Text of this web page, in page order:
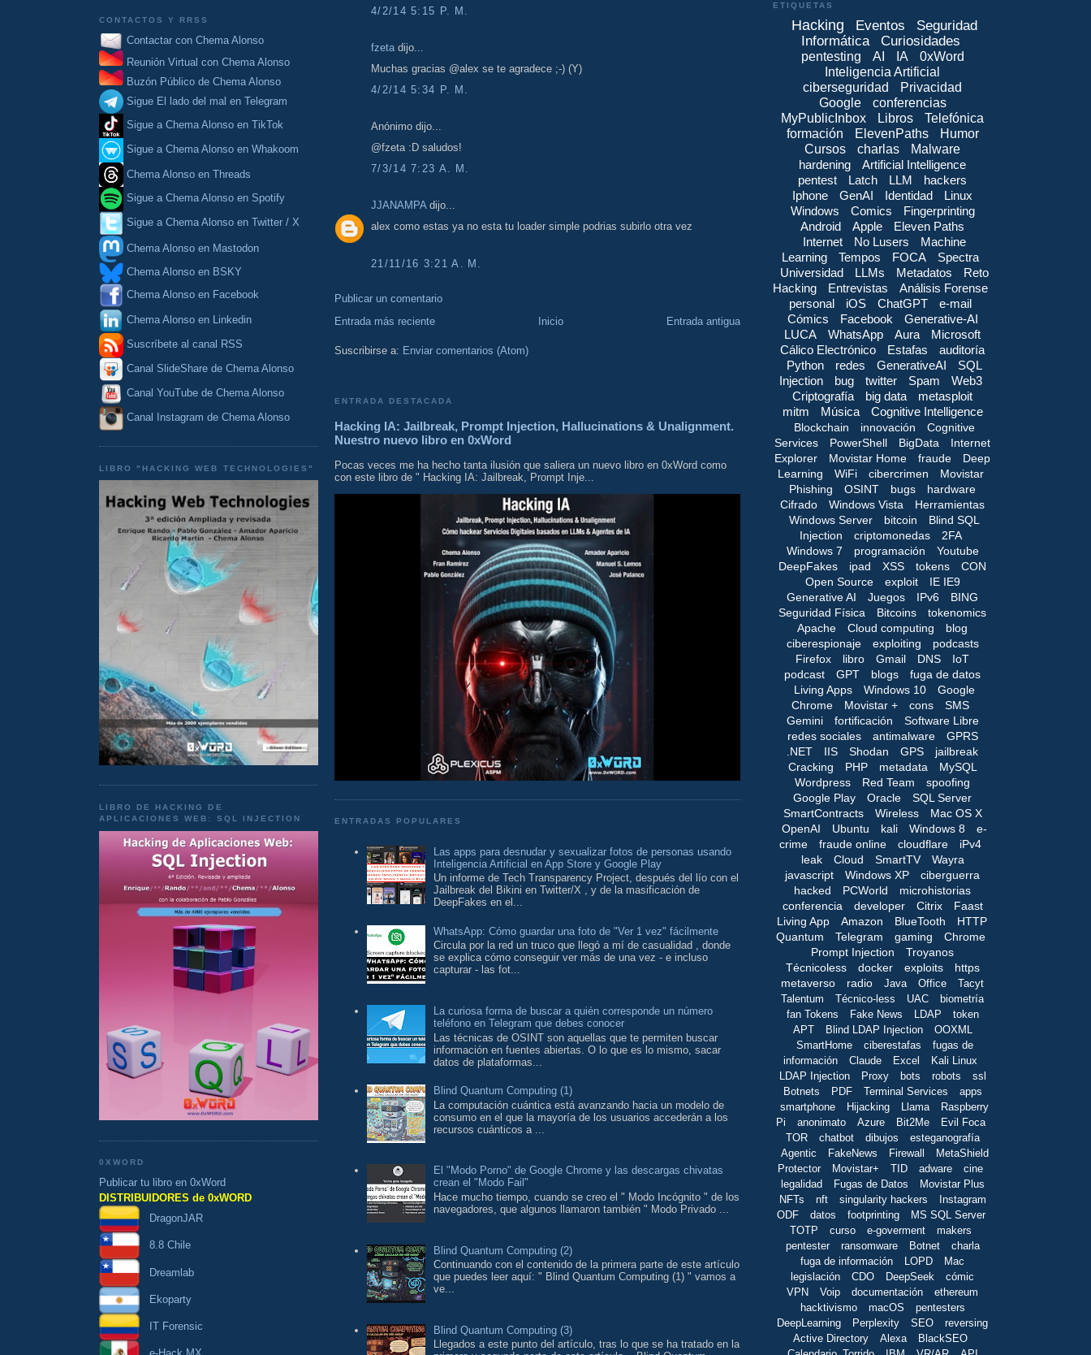
CONTACTOS Y RRSS
Contactar con Chema Alonso
Reunión Virtual con Chema Alonso
Buzón Público de Chema Alonso
Sigue El lado del mal en Telegram
Sigue a Chema Alonso en TikTok
Sigue a Chema Alonso en Whakoom
Chema Alonso en Threads
Sigue a Chema Alonso en Spotify
Sigue a Chema Alonso en Twitter / X
Chema Alonso en Mastodon
Chema Alonso en BSKY
Chema Alonso en Facebook
Chema Alonso en Linkedin
Suscríbete al canal RSS
Canal SlideShare de Chema Alonso
Canal YouTube de Chema Alonso
Canal Instagram de Chema Alonso
LIBRO "HACKING WEB TECHNOLOGIES"
LIBRO DE HACKING DE
APLICACIONES WEB: SQL INJECTION
0XWORD
Publicar tu libro en 0xWord
DISTRIBUIDORES de 0xWORD
DragonJAR
8.8 Chile
Dreamlab
Ekoparty
IT Forensic
4/2/14 5:15 P. M.
fzeta dijo...
Muchas gracias @alex se te agradece ;-) (Y)
4/2/14 5:34 P. M.
Anónimo dijo...
@fzeta :D saludos!
7/3/14 7:23 A. M.
JJANAMPA dijo...
alex como estas ya no esta tu loader simple podrias subirlo otra vez
21/11/16 3:21 A. M.
Publicar un comentario
Entrada más reciente
Entrada antigua
Inicio
Suscribirse a: Enviar comentarios (Atom)
ENTRADA DESTACADA
Hacking IA: Jailbreak, Prompt Injection, Hallucinations & Unalignment.
Nuestro nuevo libro en 0xWord
Pocas veces me ha hecho tanta ilusión que saliera un nuevo libro en 0xWord como
con este libro de " Hacking IA: Jailbreak, Prompt Inje...
ENTRADAS POPULARES
Las apps para desnudar y sexualizar fotos de personas usando
Inteligencia Artificial en App Store y Google Play
Un informe de Tech Transparency Project, después del lío con el
Jailbreak del Bikini en Twitter/X , y de la masificación de
DeepFakes en el...
WhatsApp: Cómo guardar una foto de "Ver 1 vez" fácilmente
Circula por la red un truco que llegó a mí de casualidad , donde
se explica cómo conseguir ver más de una vez - e incluso
capturar - las fot...
La curiosa forma de buscar a quién corresponde un número
teléfono en Telegram que debes conocer
Las técnicas de OSINT son aquellas que te permiten buscar
información en fuentes abiertas. O lo que es lo mismo, sacar
datos de plataformas...
Blind Quantum Computing (1)
La computación cuántica está avanzando hacia un modelo de
consumo en el que la mayoría de los usuarios accederán a los
recursos cuánticos a ...
El "Modo Porno" de Google Chrome y las descargas chivatas
crean el "Modo Fail"
Hace mucho tiempo, cuando se creo el " Modo Incógnito " de los
navegadores, que algunos llamaron también " Modo Privado ...
Blind Quantum Computing (2)
Continuando con el contenido de la primera parte de este artículo
que puedes leer aquí: " Blind Quantum Computing (1) " vamos a
ve...
Blind Quantum Computing (3)
Llegados a este punto del artículo, tras lo que se ha tratado en la
ETIQUETAS
Hacking Eventos
Seguridad
Informática
Curiosidades
pentesting AI IA
0xWord
Inteligencia Artificial
ciberseguridad
Privacidad
Google
conferencias
MyPublicInbox
Libros
Telefónica
formación
ElevenPaths
Humor
Cursos
charlas
Malware
hardening
Artificial Intelligence
pentest
Latch LLM
hackers
Iphone
GenAI Identidad
Linux
Windows
Comics
Fingerprinting
Android
Apple
Eleven Paths
Internet
No Lusers
Machine
Learning
Tempos FOCA
Spectra
Universidad
LLMs Metadatos
Reto
Hacking
Entrevistas
Análisis Forense
personal
iOS ChatGPT
e-mail
Cómics
Facebook
Generative-AI
LUCA
WhatsApp Aura
Microsoft
Cálico Electrónico
Estafas
auditoría
Python
redes GenerativeAI
SQL
Injection
bug twitter Spam
Web3
Criptografía
big data
metasploit
mitm
Música Cognitive Intelligence
Blockchain innovación
Cognitive
Services
PowerShell BigData
Internet
Explorer
Movistar Home fraude
Deep
Learning
WiFi cibercrimen
Movistar
Phishing
OSINT bugs
hardware
Cifrado
Windows Vista
Herramientas
Windows Server
bitcoin
Blind SQL
Injection
criptomonedas
2FA
Windows 7
programación
Youtube
DeepFakes
ipad XSS tokens
CON
Open Source
exploit
IE IE9
Generative AI
Juegos IPv6
BING
Seguridad Física
Bitcoins
tokenomics
Apache
Cloud computing
blog
ciberespionaje
exploiting
podcasts
Firefox
libro Gmail DNS
IoT
podcast
GPT blogs
fuga de datos
Living Apps
Windows 10
Google
Chrome
Movistar + cons
SMS
Gemini
fortificación
Software Libre
redes sociales
antimalware
GPRS
.NET
IIS Shodan GPS
jailbreak
Cracking
PHP metadata
MySQL
Wordpress
Red Team
spoofing
Google Play
Oracle
SQL Server
SmartContracts
Wireless
Mac OS X
OpenAI
Ubuntu kali Windows 8
e-
crime
fraude online cloudflare
iPv4
leak
Cloud SmartTV
Wayra
javascript
Windows XP
ciberguerra
hacked
PCWorld
microhistorias
conferencia
developer Citrix
Faast
Living App
Amazon BlueTooth
HTTP
Quantum
Telegram gaming
Chrome
Prompt Injection
Troyanos
Técnicoless
docker exploits
https
metaverso
radio Java Office
Tacyt
Talentum
Técnico-less UAC
biometría
fan Tokens
Fake News LDAP
token
APT
Blind LDAP Injection
OOXML
SmartHome
ciberestafas
fugas de
información
Claude Excel
Kali Linux
LDAP Injection
Proxy bots robots
ssl
Botnets
PDF Terminal Services
apps
smartphone
Hijacking Llama
Raspberry
Pi
anonimato Azure Bit2Me
Evil Foca
TOR
chatbot dibujos
esteganografía
Agentic
FakeNews Firewall
MetaShield
Protector
Movistar+ TID adware
cine
legalidad
Fugas de Datos
Movistar Plus
NFTs
nft singularity hackers
Instagram
ODF
datos footprinting
MS SQL Server
TOTP
curso e-goverment
makers
pentester
ransomware Botnet
charla
fuga de información
LOPD
Mac
legislación
CDO DeepSeek
cómic
VPN
Voip documentación
ethereum
hacktivismo
macOS
pentesters
DeepLearning
Perplexity SEO
reversing
Active Directory
Alexa
BlackSEO